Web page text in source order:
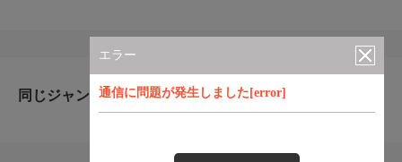
エラー
通信に問題が発生しました[error]
同じジャンルのおすすめ番組